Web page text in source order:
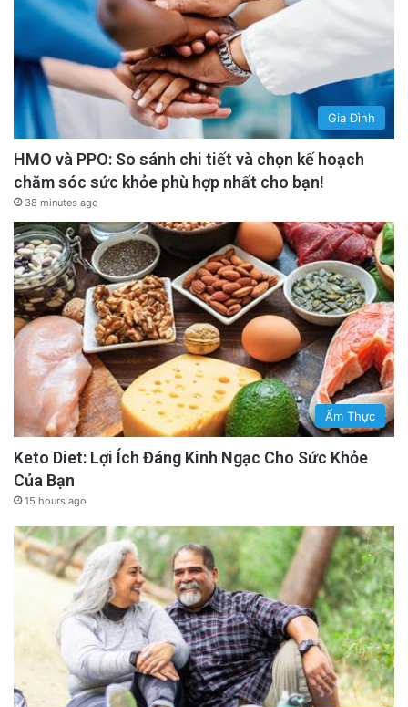
Gia Đình
HMO và PPO: So sánh chi tiết và chọn kế hoạch
chăm sóc sức khỏe phù hợp nhất cho bạn!
38 minutes ago
Ẩm Thực
Keto Diet: Lợi Ích Đáng Kinh Ngạc Cho Sức Khỏe
Của Bạn
15 hours ago